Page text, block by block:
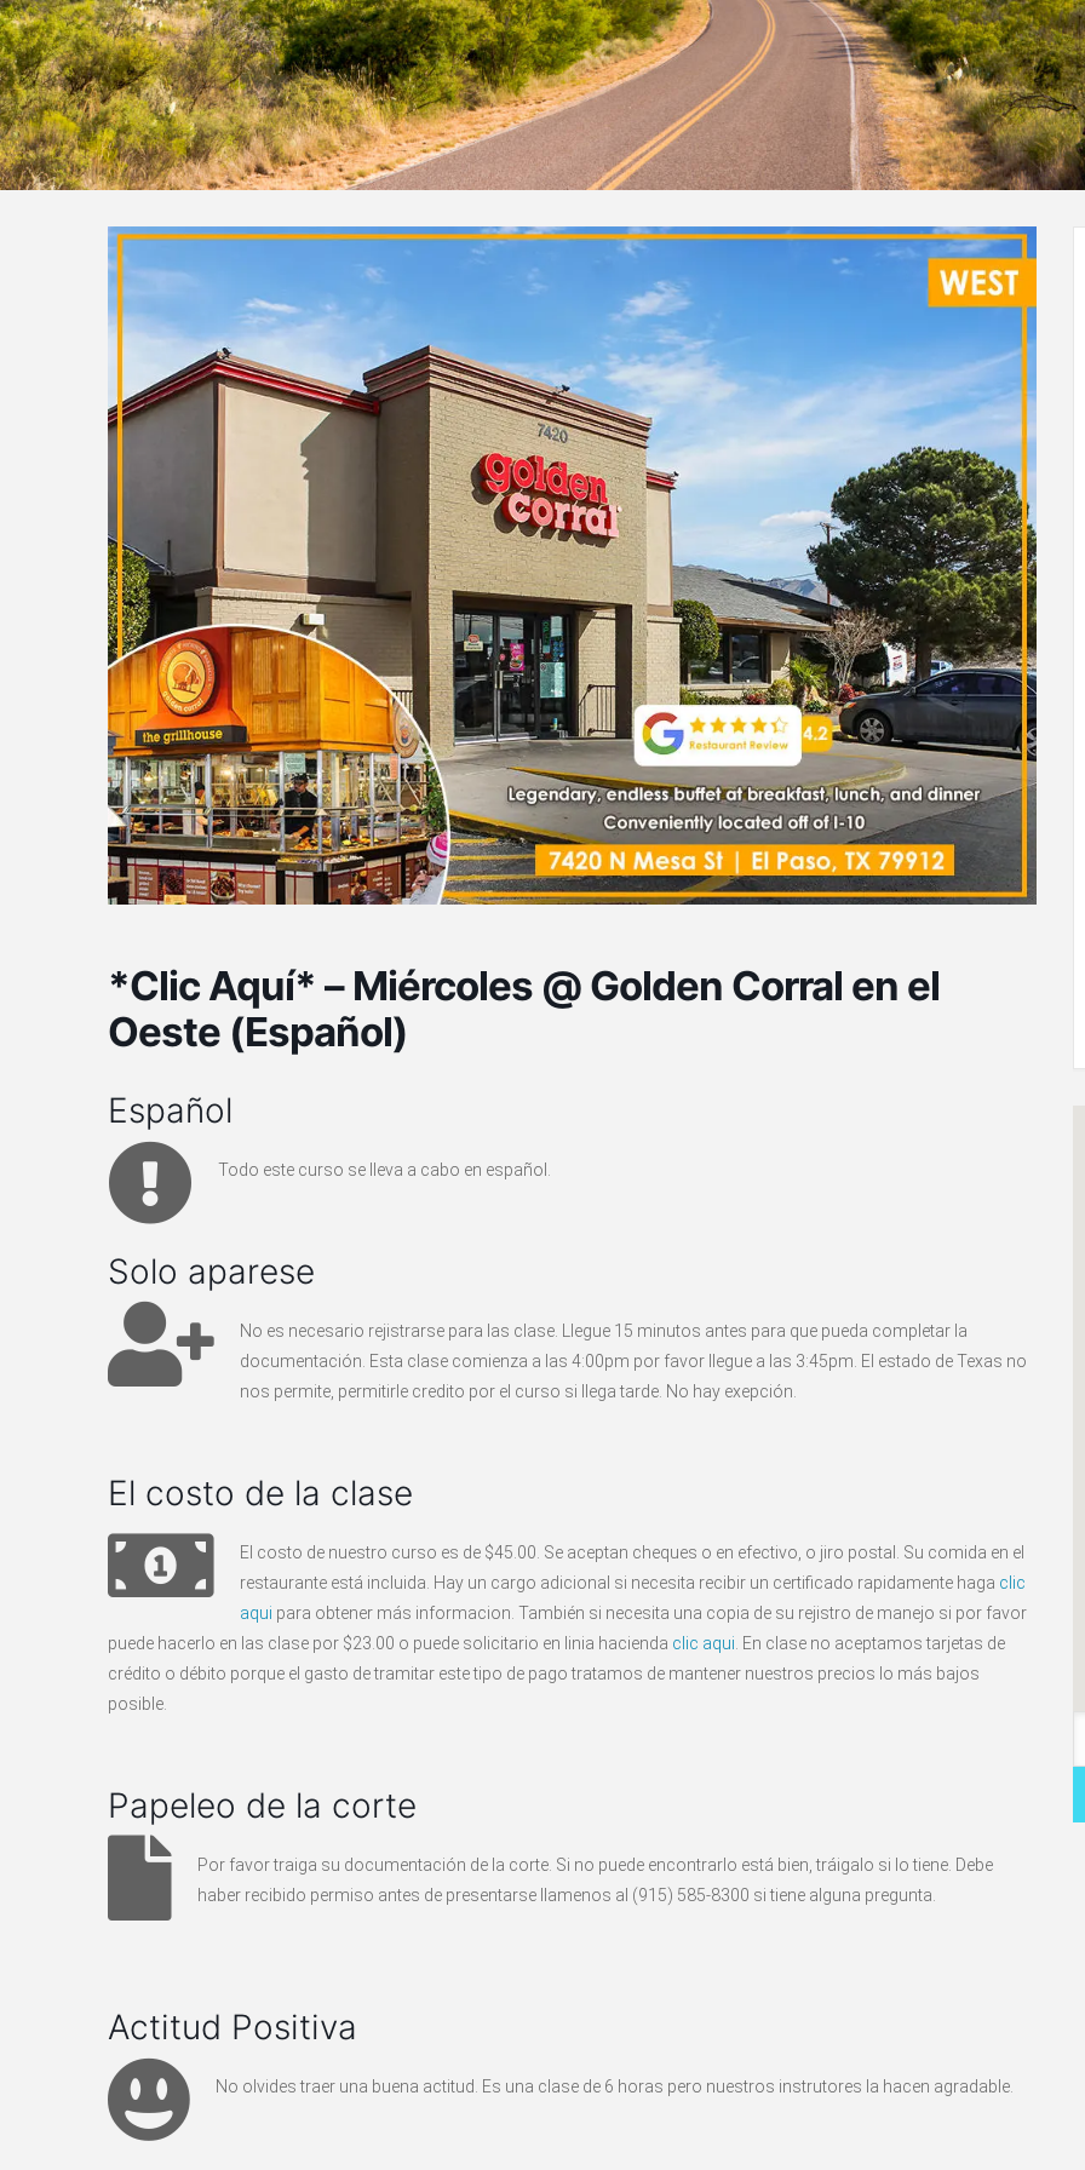
*Clic Aquí* – Miércoles @ Golden Corral en el
Oeste (Español)
Español
Todo este curso se lleva a cabo en español.
Solo aparese
No es necesario rejistrarse para las clase. Llegue 15 minutos antes para que pueda completar la
documentación. Esta clase comienza a las 4:00pm por favor llegue a las 3:45pm. El estado de Texas no
nos permite, permitirle credito por el curso si llega tarde. No hay exepción.
El costo de la clase
El costo de nuestro curso es de $45.00. Se aceptan cheques o en efectivo, o jiro postal. Su comida en el
restaurante está incluida. Hay un cargo adicional si necesita recibir un certificado rapidamente haga clic
aqui para obtener más informacion. También si necesita una copia de su rejistro de manejo si por favor
puede hacerlo en las clase por $23.00 o puede solicitario en linia hacienda clic aqui . En clase no aceptamos tarjetas de
crédito o débito porque el gasto de tramitar este tipo de pago tratamos de mantener nuestros precios lo más bajos
posible.
Papeleo de la corte
Por favor traiga su documentación de la corte. Si no puede encontrarlo está bien, tráigalo si lo tiene. Debe
haber recibido permiso antes de presentarse llamenos al (915) 585-8300 si tiene alguna pregunta.
Actitud Positiva
No olvides traer una buena actitud. Es una clase de 6 horas pero nuestros instrutores la hacen agradable.